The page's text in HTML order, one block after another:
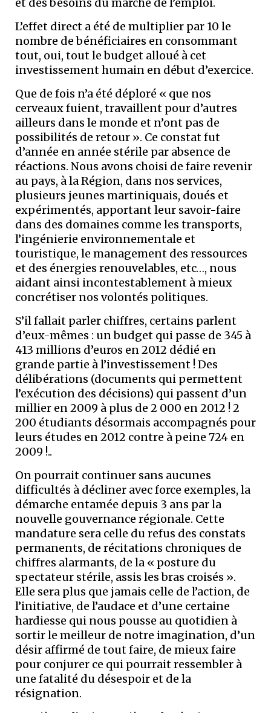
L’effet direct a été de multiplier par 10 le
nombre de bénéficiaires en consommant
tout, oui, tout le budget alloué à cet
investissement humain en début d’exercice.
Que de fois n’a été déploré « que nos
cerveaux fuient, travaillent pour d’autres
ailleurs dans le monde et n’ont pas de
possibilités de retour ». Ce constat fut
d’année en année stérile par absence de
réactions. Nous avons choisi de faire revenir
au pays, à la Région, dans nos services,
plusieurs jeunes martiniquais, doués et
expérimentés, apportant leur savoir-faire
dans des domaines comme les transports,
l’ingénierie environnementale et
touristique, le management des ressources
et des énergies renouvelables, etc…, nous
aidant ainsi incontestablement à mieux
concrétiser nos volontés politiques.
S’il fallait parler chiffres, certains parlent
d’eux-mêmes : un budget qui passe de 345 à
413 millions d’euros en 2012 dédié en
grande partie à l’investissement ! Des
délibérations (documents qui permettent
l’exécution des décisions) qui passent d’un
millier en 2009 à plus de 2 000 en 2012 ! 2
200 étudiants désormais accompagnés pour
leurs études en 2012 contre à peine 724 en
2009 !..
On pourrait continuer sans aucunes
difficultés à décliner avec force exemples, la
démarche entamée depuis 3 ans par la
nouvelle gouvernance régionale. Cette
mandature sera celle du refus des constats
permanents, de récitations chroniques de
chiffres alarmants, de la « posture du
spectateur stérile, assis les bras croisés ».
Elle sera plus que jamais celle de l’action, de
l’initiative, de l’audace et d’une certaine
hardiesse qui nous pousse au quotidien à
sortir le meilleur de notre imagination, d’un
désir affirmé de tout faire, de mieux faire
pour conjurer ce qui pourrait ressembler à
une fatalité du désespoir et de la
résignation.